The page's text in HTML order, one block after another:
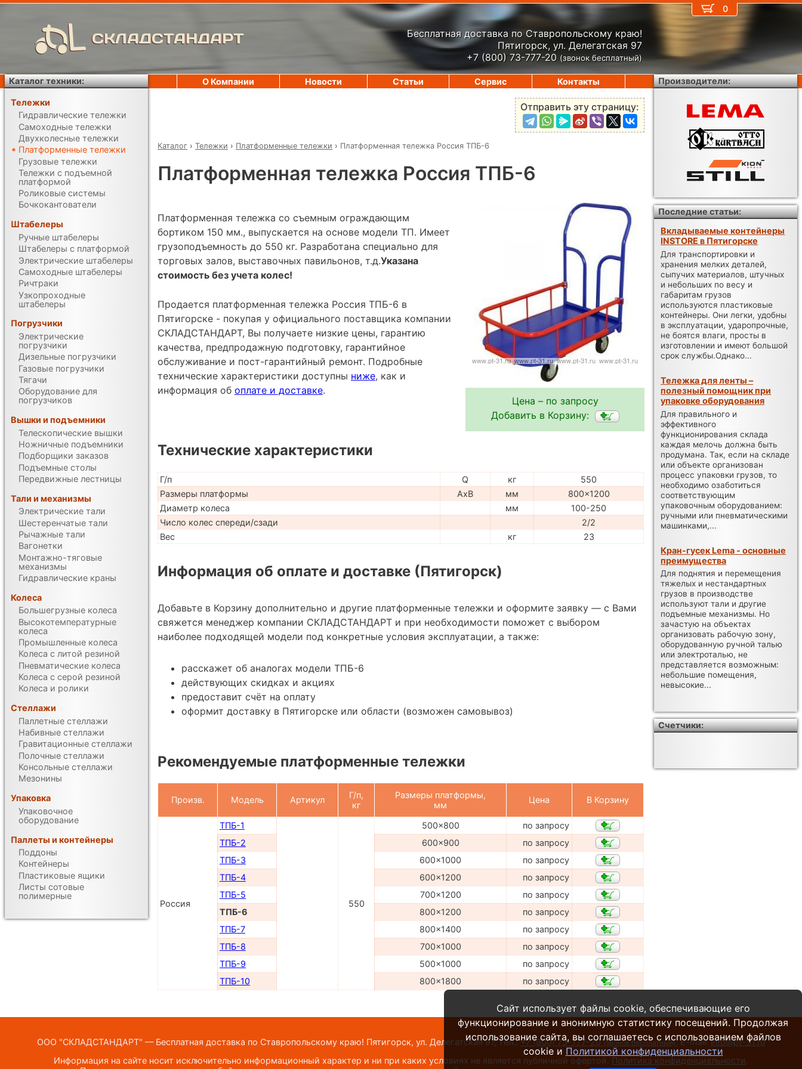
СКЛАДСТАНДАРТ
Бесплатная доставка по Ставропольскому краю!
Пятигорск, ул. Делегатская 97
+7 (800) 73-777-20 (звонок бесплатный)
Отправить эту страницу:
Каталог › Тележки › Платформенные тележки › Платформенная тележка Россия ТПБ-6
Платформенная тележка Россия ТПБ-6
Цена – по запросу
Добавить в Корзину:
Платформенная тележка сo съемным ограждающим
бортиком 150 мм., выпускается на основе модели ТП. Имеет
грузоподъемность до 550 кг. Разработана специально для
торговых залов, выставочных павильонов, т.д.Указана
стоимость без учета колес!
Продается платформенная тележка Россия ТПБ-6 в
Пятигорске - покупая у официального поставщика компании
СКЛАДСТАНДАРТ, Вы получаете низкие цены, гарантию
качества, предпродажную подготовку, гарантийное
обслуживание и пост-гарантийный ремонт. Подробные
технические характеристики доступны ниже, как и
информация об оплате и доставке.
Технические характеристики
Г/п Q кг
550
Размеры платформы
AxB мм
800x1200
Диаметр колеса
мм
100-250
Число колес спереди/сзади
2/2
Вес
кг 23
Информация об оплате и доставке (Пятигорск)
Добавьте в Корзину дополнительно и другие платформенные тележки и оформите заявку — с Вами
свяжется менеджер компании СКЛАДСТАНДАРТ и при необходимости поможет с выбором
наиболее подходящей модели под конкретные условия эксплуатации, а также:
расскажет об аналогах модели ТПБ-6
действующих скидках и акциях
предоставит счёт на оплату
оформит доставку в Пятигорске или области (возможен самовывоз)
Рекомендуемые платформенные тележки
Произв. Модель Артикул
Г/п,
кг
Размеры платформы,
мм
Цена В Корзину
Россия
ТПБ-1
550
500x800
по запросу
ТПБ-2
600x900
по запросу
ТПБ-3
600x1000
по запросу
ТПБ-4
600x1200
по запросу
ТПБ-5
700x1200
по запросу
ТПБ-6
800x1200
по запросу
ТПБ-7
800x1400
по запросу
ТПБ-8
700x1000
по запросу
ТПБ-9
500x1000
по запросу
ТПБ-10
800x1800 по запросу
0
О Компании Новости Статьи Сервис Контакты
Каталог техники:
Тележки
Гидравлические тележки
Самоходные тележки
Двухколесные тележки
Платформенные тележки
Грузовые тележки
Тележки с подъемной
платформой
Роликовые системы
Бочкокантователи
Штабелеры
Ручные штабелеры
Штабелеры с платформой
Электрические штабелеры
Самоходные штабелеры
Ричтраки
Узкопроходные
штабелеры
Погрузчики
Электрические
погрузчики
Дизельные погрузчики
Газовые погрузчики
Тягачи
Оборудование для
погрузчиков
Вышки и подъемники
Телескопические вышки
Ножничные подъемники
Подборщики заказов
Подъемные столы
Передвижные лестницы
Тали и механизмы
Электрические тали
Шестеренчатые тали
Рычажные тали
Вагонетки
Монтажно-тяговые
механизмы
Гидравлические краны
Колеса
Большегрузные колеса
Высокотемпературные
колеса
Промышленные колеса
Колеса с литой резиной
Пневматические колеса
Колеса с серой резиной
Колеса и ролики
Стеллажи
Паллетные стеллажи
Набивные стеллажи
Гравитационные стеллажи
Полочные стеллажи
Консольные стеллажи
Мезонины
Упаковка
Упаковочное
оборудование
Паллеты и контейнеры
Поддоны
Контейнеры
Пластиковые ящики
Листы сотовые
полимерные
Производители:
Последние статьи:
Вкладываемые контейнеры
INSTORE в Пятигорске
Для транспортировки и
хранения мелких деталей,
сыпучих материалов, штучных
и небольших по весу и
габаритам грузов
используются пластиковые
контейнеры. Они легки, удобны
в эксплуатации, ударопрочные,
не боятся влаги, просты в
изготовлении и имеют большой
срок службы.Однако...
Тележка для ленты –
полезный помощник при
упаковке оборудования
Для правильного и
эффективного
функционирования склада
каждая мелочь должна быть
продумана. Так, если на складе
или объекте организован
процесс упаковки грузов, то
необходимо озаботиться
соответствующим
упаковочным оборудованием:
ручными или пневматическими
машинками,...
Кран-гусек Lema - основные
преимущества
Для поднятия и перемещения
тяжелых и нестандартных
грузов в производстве
используют тали и другие
подъемные механизмы. Но
зачастую на объектах
организовать рабочую зону,
оборудованную ручной талью
или электроталью, не
представляется возможным:
небольшие помещения,
невысокие...
Счетчики:
ООО "СКЛАДСТАНДАРТ" — Бесплатная доставка по Ставропольскому краю! Пятигорск, ул. Делегатская 97,тел.:+7 (800) 73-777-20(звонок бесплатный),E-mail:info@pt-31.ru
Информация на сайте носит исключительно информационный характер и ни при каких условиях не является публичной офертой. Политика конфиденциальности
Сайт использует файлы cookie, обеспечивающие его
функционирование и анонимную статистику посещений. Продолжая
использование сайта, вы соглашаетесь с использованием файлов
cookie и Политикой конфиденциальности